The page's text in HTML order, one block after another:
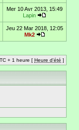
Mer 10 Avr 2013, 15:49
Lapin
Jeu 22 Mar 2018, 12:05
Mk2
+ 1 heure [ Heure d'été ]